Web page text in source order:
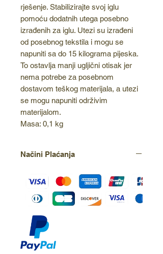
rješenje. Stabilizirajte svoj iglu
pomoću dodatnih utega posebno
izrađenih za iglu. Utezi su izrađeni
od posebnog tekstila i mogu se
napuniti sa do 15 kilograma pijeska.
To ostavlja manji ugljični otisak jer
nema potrebe za posebnom
dostavom teškog materijala, a utezi
se mogu napuniti održivim
materijalom.
Masa: 0,1 kg
Načini Plaćanja